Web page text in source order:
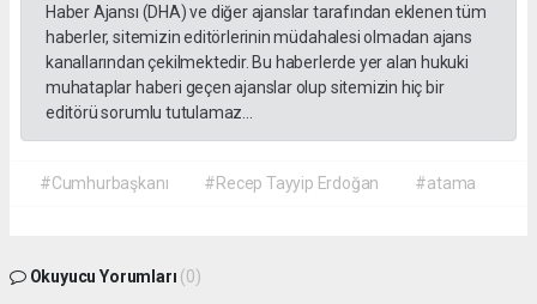
Haber Ajansı (DHA) ve diğer ajanslar tarafından eklenen tüm
haberler, sitemizin editörlerinin müdahalesi olmadan ajans
kanallarından çekilmektedir. Bu haberlerde yer alan hukuki
muhataplar haberi geçen ajanslar olup sitemizin hiç bir
editörü sorumlu tutulamaz...
#Cumhurbaşkanı #Recep Tayyip Erdoğan #atama
Okuyucu Yorumları (0)